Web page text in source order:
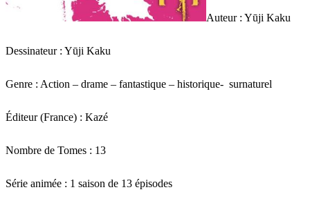
Auteur : Yūji Kaku
Dessinateur : Yūji Kaku
Genre : Action – drame – fantastique – historique- surnaturel
Éditeur (France) : Kazé
Nombre de Tomes : 13
Série animée : 1 saison de 13 épisodes